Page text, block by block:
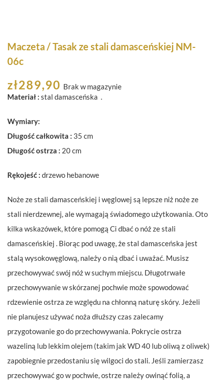
Maczeta / Tasak ze stali damasceńskiej NM-
06c
zł289,90 Brak w magazynie
Materiał : stal damasceńska .
Wymiary:
Długość całkowita : 35 cm
Długość ostrza : 20 cm
Rękojeść : drzewo hebanowe
Noże ze stali damasceńskiej i węglowej są lepsze niż noże ze
stali nierdzewnej, ale wymagają świadomego użytkowania. Oto
kilka wskazówek, które pomogą Ci dbać o nóż ze stali
damasceńskiej . Biorąc pod uwagę, że stal damasceńska jest
stalą wysokowęglową, należy o nią dbać i uważać. Musisz
przechowywać swój nóż w suchym miejscu. Długotrwałe
przechowywanie w skórzanej pochwie może spowodować
rdzewienie ostrza ze względu na chłonną naturę skóry. Jeżeli
nie planujesz używać noża dłuższy czas zalecamy
przygotowanie go do przechowywania. Pokrycie ostrza
wazeliną lub lekkim olejem (takim jak WD 40 lub oliwą z oliwek)
zapobiegnie przedostaniu się wilgoci do stali. Jeśli zamierzasz
przechowywać go w pochwie, ostrze należy owinąć folią, a